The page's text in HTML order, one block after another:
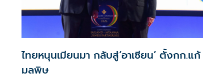
ไทยหนุนเมียนมา กลับสู่‘อาเซียน’ ตั้งกก.แก้
มลพิษ